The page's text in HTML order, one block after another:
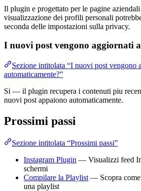
Il plugin e progettato per le pagine
visualizzazione dei profili personali
seconda delle impostazioni sulla privacy.
I nuovi post vengono aggiornati
Sezione intitolata “I nuovi post vengono
automaticamente?”
Si — il plugin recupera i contenuti piu
nuovi post appaiono automaticamente.
Prossimi passi
Sezione intitolata “Prossimi passi”
Instagram Plugin — Visualizzi feed
schermi
Compilare la Playlist — Scopra come
una playlist